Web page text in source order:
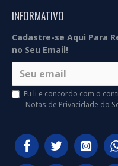
INFORMATIVO
Cadastre-se Aqui Para
no Seu Email!
Eu li e concordo com o
Notas de Privacidade do